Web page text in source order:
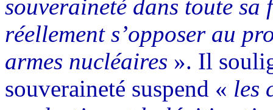
souveraineté dans toute
réellement s’opposer au
armes nucléaires ». Il
souveraineté suspend « les